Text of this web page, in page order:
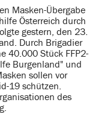
Masken-Übergabe
Österreich durch
gestern, den 23.
Durch Brigadier
40.000 Stück FFP2-
Burgenland" und
sollen vor
19 schützen.
des